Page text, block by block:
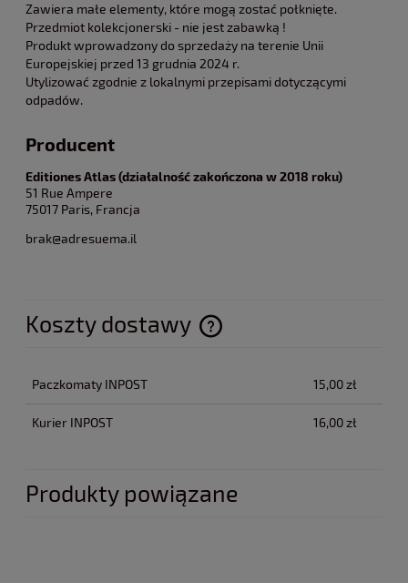
Zawiera małe elementy, które mogą zostać połknięte.
Przedmiot kolekcjonerski - nie jest zabawką !
Produkt wprowadzony do sprzedaży na terenie Unii
Europejskiej przed 13 grudnia 2024 r.
Utylizować zgodnie z lokalnymi przepisami dotyczącymi
odpadów.
Producent
Editiones Atlas (działalność zakończona w 2018 roku)
51 Rue Ampere
75017 Paris, Francja
brak@adresuema.il
Koszty dostawy
Cena nie zawiera ewentualnych kosztów płatności
Paczkomaty INPOST 15,00 zł
Kurier INPOST 16,00 zł
Produkty powiązane